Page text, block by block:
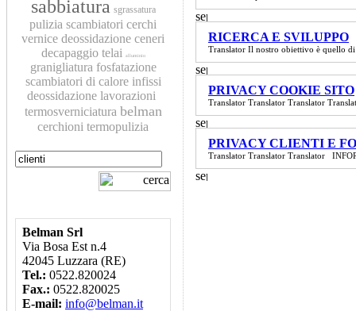
sabbiatura sgrassatura
pulizia scambiatori cerchi
vernice deossidazione ceneri
decapaggio telai alluminio
granigliatura fosfatazione
scambiatori di calore infissi
deossidazione lavorazioni
termosverniciatura belman
cerchioni termopulizia
Belman Srl
Via Bosa Est n.4
42045 Luzzara (RE)
Tel.: 0522.820024
Fax.: 0522.820025
E-mail: info@belman.it
RICERCA E SVILUPPO
Translator Il nostro obiettivo è quello
PRIVACY COOKIE SITO
Translator Translator Translator
PRIVACY CLIENTI E
Translator Translator Translator